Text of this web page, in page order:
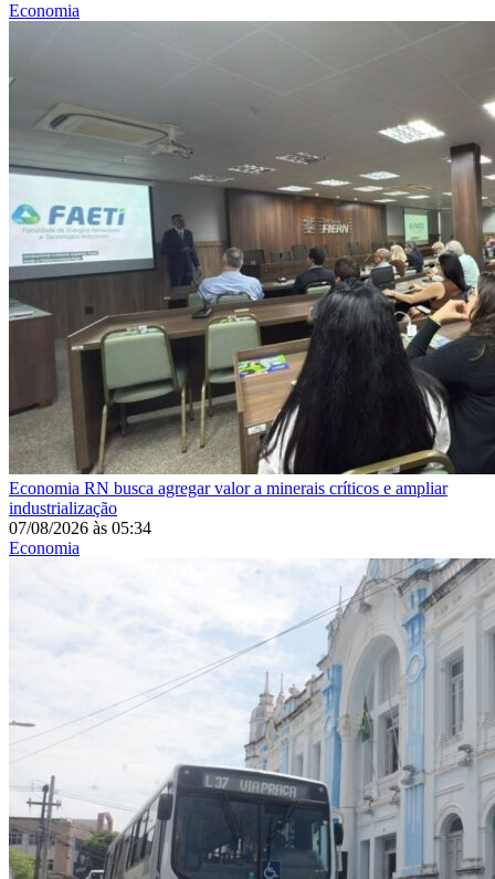
Economia
Economia RN busca agregar valor a minerais críticos e ampliar
industrialização
07/08/2026 às 05:34
Economia